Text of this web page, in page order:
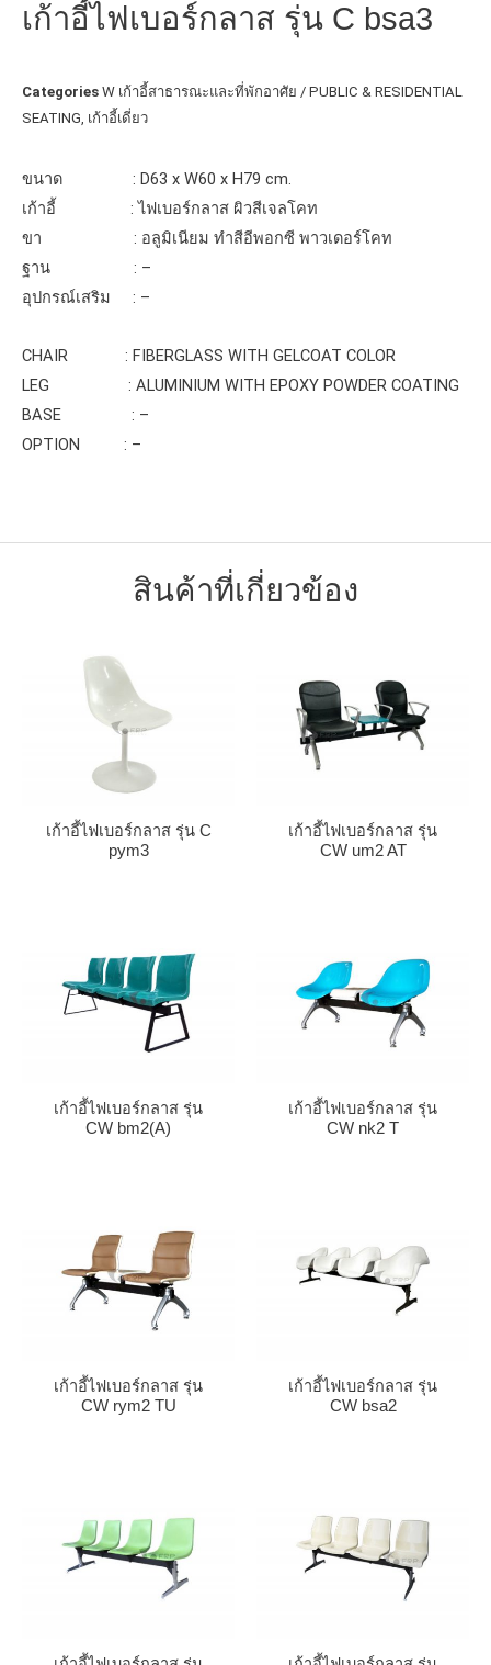
เก้าอี้ไฟเบอร์กลาส รุ่น C bsa3
Categories W เก้าอี้สาธารณะและที่พักอาศัย / PUBLIC & RESIDENTIAL
SEATING เก้าอี้เดี่ยว
ขนาด : D63 x W60 x H79 cm.
เก้าอี้ : ไฟเบอร์กลาส ผิวสีเจลโคท
ขา : อลูมิเนียม ทำสีอีพอกซี พาวเดอร์โคท
ฐาน : –
อุปกรณ์เสริม : –
CHAIR : FIBERGLASS WITH GELCOAT COLOR
LEG : ALUMINIUM WITH EPOXY POWDER COATING
BASE : –
OPTION : –
สินค้าที่เกี่ยวข้อง
เก้าอี้ไฟเบอร์กลาส รุ่น C
pym3
เก้าอี้ไฟเบอร์กลาส รุ่น
CW um2 AT
เก้าอี้ไฟเบอร์กลาส รุ่น
CW bm2(A)
เก้าอี้ไฟเบอร์กลาส รุ่น
CW nk2 T
เก้าอี้ไฟเบอร์กลาส รุ่น
CW rym2 TU
เก้าอี้ไฟเบอร์กลาส รุ่น
CW bsa2